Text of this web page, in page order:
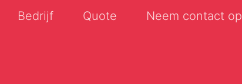
Bedrijf Quote Neem contact op